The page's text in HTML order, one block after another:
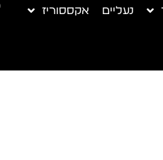
נעליים אקססוריז